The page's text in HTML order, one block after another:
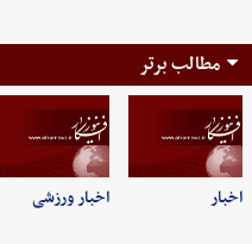
مطالب برتر
اخبار اخبار ورزشی